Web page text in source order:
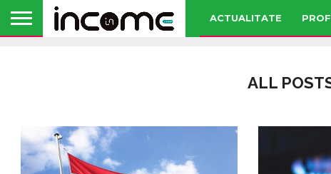
ACTUALITATE
ALL